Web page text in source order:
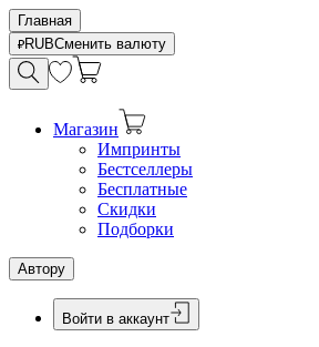
Главная
RUBСменить валюту
Магазин
Импринты
Бестселлеры
Бесплатные
Скидки
Подборки
Автору
Войти в аккаунт